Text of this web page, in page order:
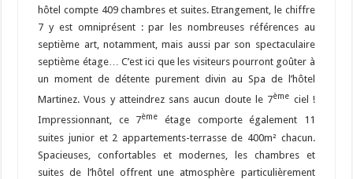
hôtel compte 409 chambres et suites. Etrangement, le chiffre
7 y est omniprésent : par les nombreuses références au
septième art, notamment, mais aussi par son spectaculaire
septième étage… C’est ici que les visiteurs pourront goûter à
un moment de détente purement divin au Spa de l’hôtel
Martinez. Vous y atteindrez sans aucun doute le 7ème ciel !
Impressionnant, ce 7ème
étage comporte également 11
suites junior et 2 appartements-terrasse de 400m² chacun.
Spacieuses, confortables et modernes, les chambres et
suites de l’hôtel offrent une atmosphère particulièrement